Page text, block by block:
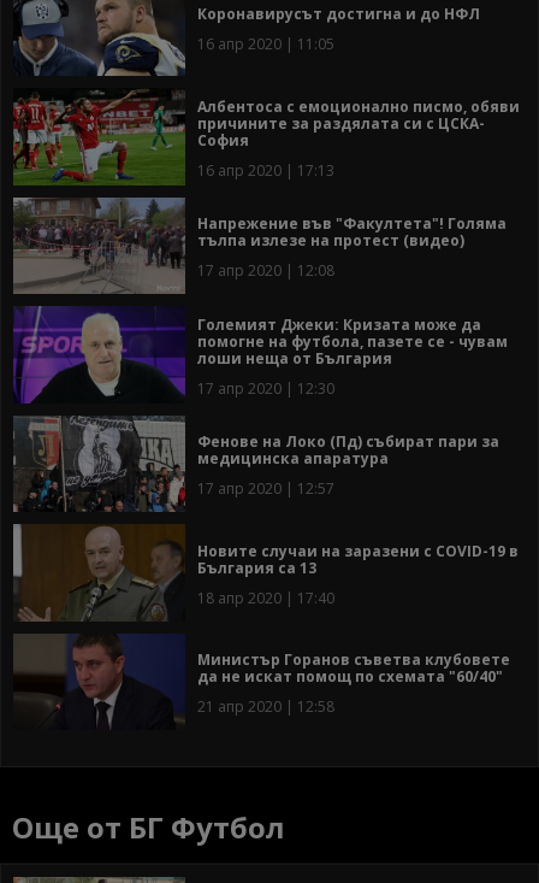
Коронавирусът достигна и до НФЛ
16 апр 2020 | 11:05
Албентоса с емоционално писмо, обяви
причините за раздялата си с ЦСКА-
София
16 апр 2020 | 17:13
Напрежение във "Факултета"! Голяма
тълпа излезе на протест (видео)
17 апр 2020 | 12:08
Големият Джеки: Кризата може да
помогне на футбола, пазете се - чувам
лоши неща от България
17 апр 2020 | 12:30
Фенове на Локо (Пд) събират пари за
медицинска апаратура
17 апр 2020 | 12:57
Новите случаи на заразени с COVID-19 в
България са 13
18 апр 2020 | 17:40
Министър Горанов съветва клубовете
да не искат помощ по схемата "60/40"
21 апр 2020 | 12:58
Още от БГ Футбол